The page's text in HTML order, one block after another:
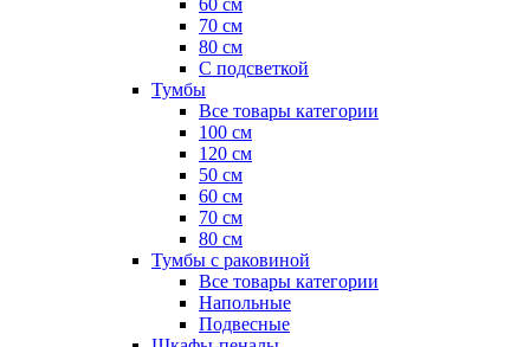
60 см
70 см
80 см
С подсветкой
Тумбы
Все товары категории
100 см
120 см
50 см
60 см
70 см
80 см
Тумбы с раковиной
Все товары категории
Напольные
Подвесные